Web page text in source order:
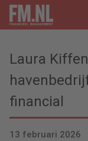
Laura
financial
13 februari 2026